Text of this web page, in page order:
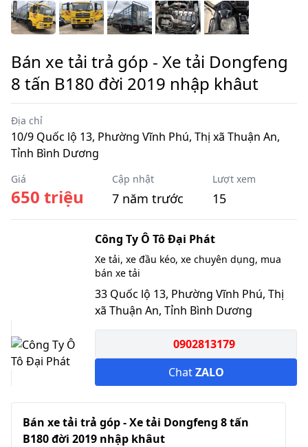
Bán xe tải trả góp - Xe tải Dongfeng
8 tấn B180 đời 2019 nhập khâut
Địa chỉ
10/9 Quốc lộ 13, Phường Vĩnh Phú, Thị xã Thuận An,
Tỉnh Bình Dương
Giá
650 triệu
Cập nhật
7 năm trước
Lượt xem
15
Công Ty Ô Tô Đại Phát
Xe tải, xe đầu kéo, xe chuyên dụng, mua
bán xe tải
33 Quốc lộ 13, Phường Vĩnh Phú, Thị
xã Thuận An, Tỉnh Bình Dương
0902813179
ChatZALO
Bán xe tải trả góp - Xe tải Dongfeng 8 tấn
B180 đời 2019 nhập khâut